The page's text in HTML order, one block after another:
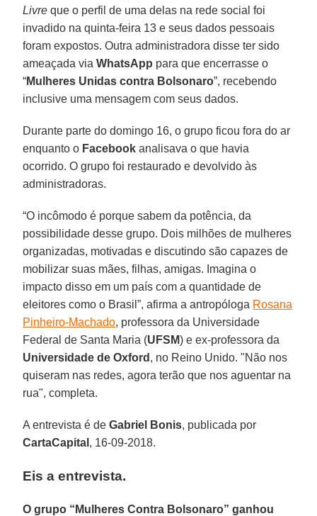
Livreque o perfil de uma delas na rede social foi
invadido na quinta-feira 13 e seus dados pessoais
foram expostos. Outra administradora disse ter sido
ameaçada viaWhatsApp para que encerrasse o
“Mulheres Unidas contra Bolsonaro”, recebendo
inclusive uma mensagem com seus dados.
Durante parte do domingo 16, o grupo ficou fora do ar
enquanto o Facebook analisava o que havia
ocorrido. O grupo foi restaurado e devolvido às
administradoras.
“O incômodo é porque sabem da potência, da
possibilidade desse grupo. Dois milhões de mulheres
organizadas, motivadas e discutindo são capazes de
mobilizar suas mães, filhas, amigas. Imagina o
impacto disso em um país com a quantidade de
eleitores como o Brasil”, afirma a antropóloga Rosana
Pinheiro-Machado, professora da Universidade
Federal de Santa Maria (UFSM) e ex-professora da
Universidade de Oxford , no Reino Unido. "Não nos
quiseram nas redes, agora terão que nos aguentar na
rua", completa.
A entrevista é deGabriel Bonis, publicada por
CartaCapital , 16-09-2018.
Eis a entrevista.
O grupo “Mulheres Contra Bolsonaro” ganhou